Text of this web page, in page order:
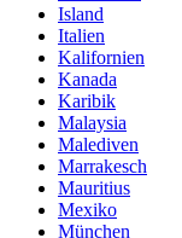
Island
Italien
Kalifornien
Kanada
Karibik
Malaysia
Malediven
Marrakesch
Mauritius
Mexiko
München